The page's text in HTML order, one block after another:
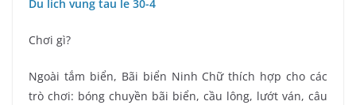
Du lich vung tau le 30-4
Chơi gì?
Ngoài tắm biển, Bãi biển Ninh Chữ thích hợp cho các
trò chơi: bóng chuyền bãi biển, cầu lông, lướt ván, câu